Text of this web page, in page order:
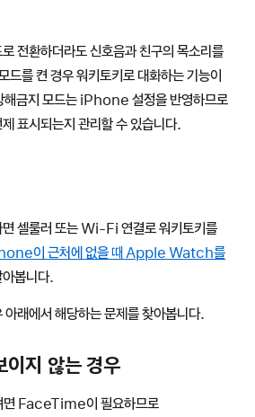
전환하더라도 신호음과 친구의 목소리를
드를 켠 경우 워키토키로 대화하는 기능이
해금지 모드는 iPhone 설정을 반영하므로
표시되는지 관리할 수 있습니다.
셀룰러 또는 Wi-Fi 연결로 워키토키를
이 근처에 없을 때 Apple Watch를
봅니다.
아래에서 해당하는 문제를 찾아봅니다.
이지 않는 경우
면 FaceTime이 필요하므로